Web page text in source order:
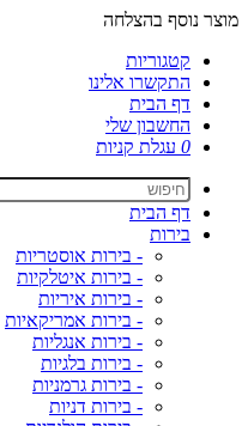
מוצר נוסף בהצלחה
קטגוריות
התקשרו אלינו
דף הבית
החשבון שלי
0 עגלת קניות
דף הבית
בירות
- בירות אוסטריות
- בירות איטלקיות
- בירות איריות
- בירות אמריקאיות
- בירות אנגליות
- בירות בלגיות
- בירות גרמניות
- בירות דניות